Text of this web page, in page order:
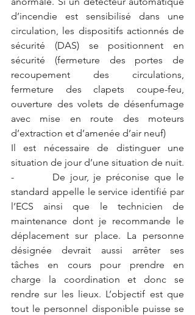
d’incendie est sensibilisé dans une
circulation, les dispositifs actionnés de
sécurité (DAS) se positionnent en
sécurité (fermeture des portes de
recoupement des circulations,
fermeture des clapets coupe-feu,
ouverture des volets de désenfumage
avec mise en route des moteurs
d’extraction et d’amenée d’air neuf)
Il est nécessaire de distinguer une
situation de jour d’une situation de nuit.
-        De jour, je préconise que le
standard appelle le service identifié par
l’ECS ainsi que le technicien de
maintenance dont je recommande le
déplacement sur place. La personne
désignée devrait aussi arrêter ses
tâches en cours pour prendre en
charge la coordination et donc se
rendre sur les lieux. L’objectif est que
tout le personnel disponible puisse se